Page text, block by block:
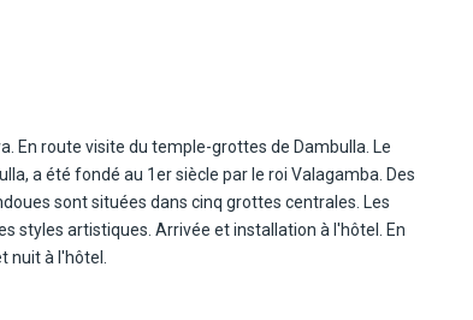
En route visite du temple-grottes de Dambulla. Le
a été fondé au 1er siècle par le roi Valagamba. Des
sont situées dans cinq grottes centrales. Les
styles artistiques. Arrivée et installation à l'hôtel. En
nuit à l'hôtel.